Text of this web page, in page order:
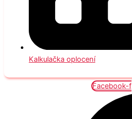
Kalkulačka oplocení
Facebook-f